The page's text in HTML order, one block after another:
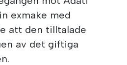
exmake med
att den tilltalade
av det giftiga